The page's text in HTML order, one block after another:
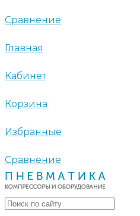
Сравнение
Главная
Кабинет
Корзина
Избранные
Сравнение